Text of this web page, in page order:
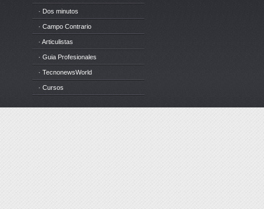
· Dos minutos
· Campo Contrario
· Articulistas
· Guia Profesionales
· TecnonewsWorld
· Cursos